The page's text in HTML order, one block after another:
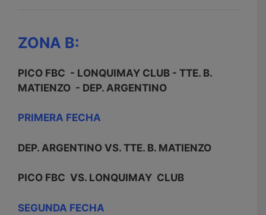
ZONA B:
PICO FBC - LONQUIMAY CLUB - TTE. B.
MATIENZO - DEP. ARGENTINO
PRIMERA FECHA
DEP. ARGENTINO VS. TTE. B. MATIENZO
PICO FBC VS. LONQUIMAY CLUB
SEGUNDA FECHA